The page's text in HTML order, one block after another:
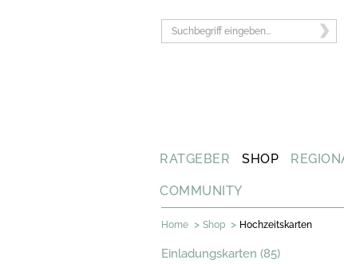
RATGEBER SHOP
COMMUNITY
Home > Shop > Hochzeitskarten
Einladungskarten (85)